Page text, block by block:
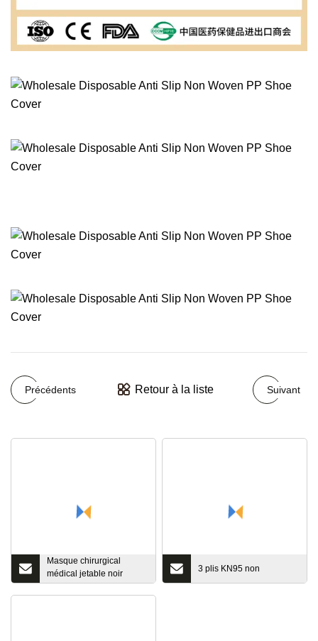
Précédents Retour à la liste Suivant
Masque chirurgical
médical jetable noir
dentaire 3 plis TypeIIR
3 plis KN95 non